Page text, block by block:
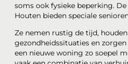
soms ook fysieke beperking.
Houten bieden speciale
Ze nemen rustig de tijd,
gezondheidssituaties en
een nieuwe woning zo soepel